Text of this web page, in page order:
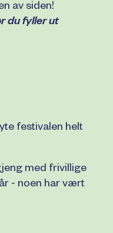
av siden!
du fyller ut
festivalen helt
med frivillige
- noen har vært